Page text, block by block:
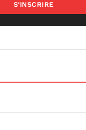
S'INSCRIRE